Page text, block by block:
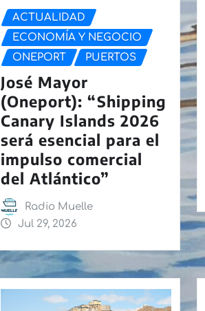
ACTUALIDAD
ECONOMÍA Y NEGOCIO
ONEPORT
PUERTOS
José Mayor
(Oneport): “Shipping
Canary Islands 2026
será esencial para el
impulso comercial
del Atlántico”
Radio Muelle
Jul 29, 2026